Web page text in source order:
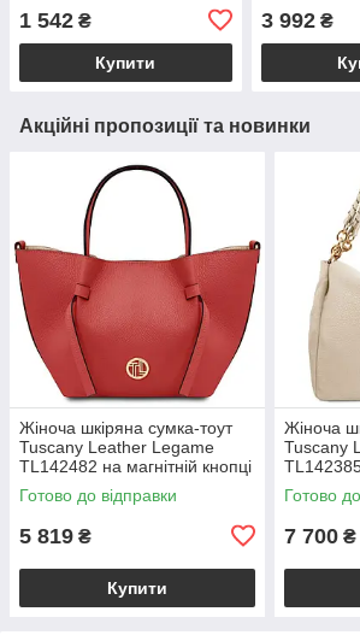
1 542 ₴
Купити
3 992₴
Акційні пропозиції та новинки
Жіноча шкіряна сумка-тоут
Tuscany Leather Legame
TL142482 на магнітній кнопці
з плечовим ременем,
коралова BS2482_1_105
Готово до відправки
5 819 ₴
Купити
Жіноча
Tuscany
Готово
7 700 ₴